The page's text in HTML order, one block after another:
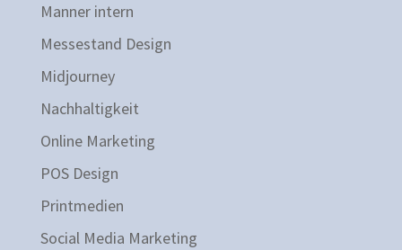
Manner intern
Messestand Design
Midjourney
Nachhaltigkeit
Online Marketing
POS Design
Printmedien
Social Media Marketing